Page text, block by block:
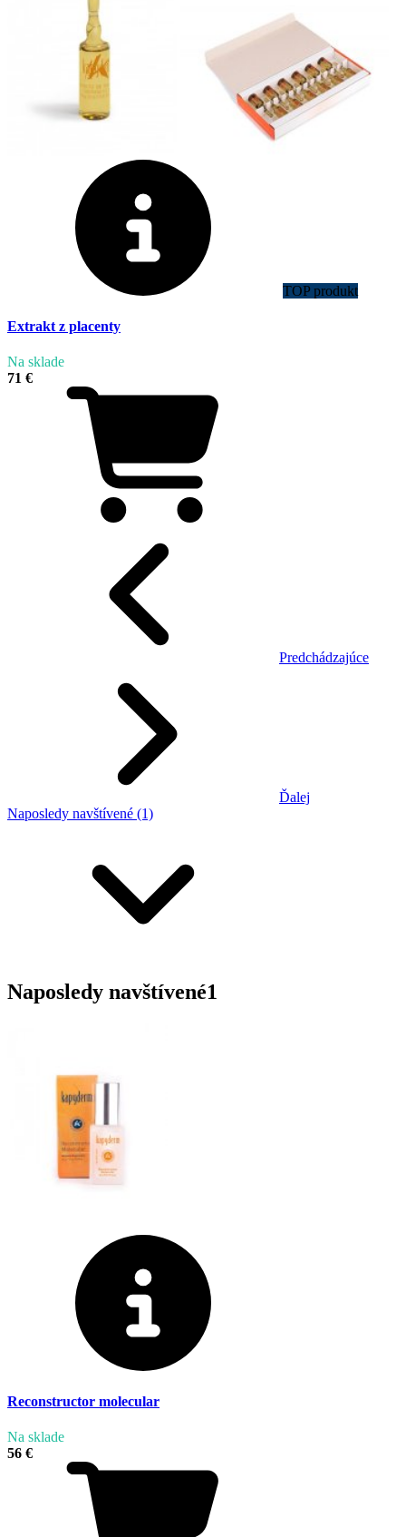
TOP produkt
Extrakt z placenty
Na sklade
71 €
Predchádzajúce
Ďalej
Naposledy navštívené (1)
Naposledy navštívené1
Reconstructor molecular
Na sklade
56 €